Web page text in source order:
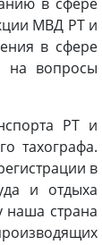
МВД РТ и
в сфере
на вопросы
РТ и
тахографа.
в
и отдыха
наша страна